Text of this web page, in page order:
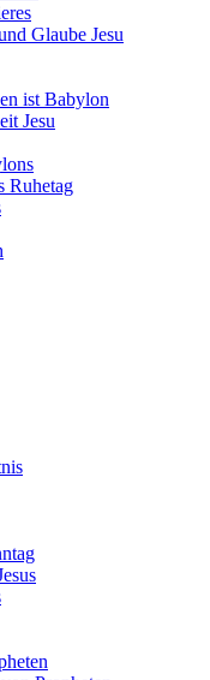
Glaube Jesu
ist Babylon
Jesu
Ruhetag